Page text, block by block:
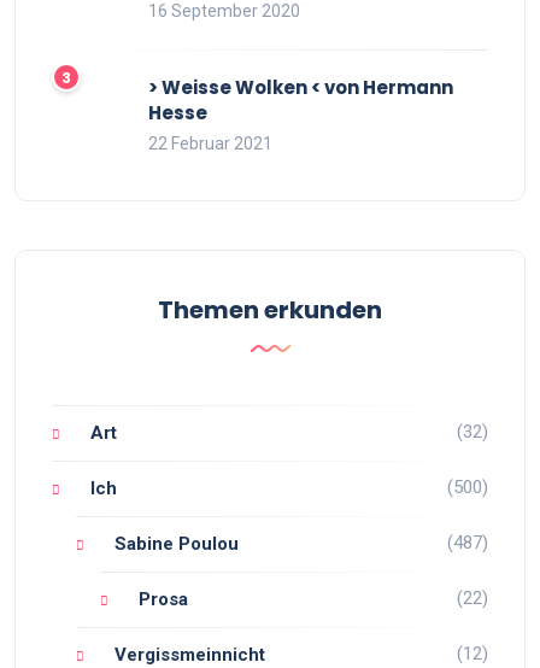
16 September 2020
> Weisse Wolken < von Hermann
Hesse
22 Februar 2021
Themen erkunden
Art (32)
Ich (500)
Sabine Poulou (487)
Prosa (22)
Vergissmeinnicht (12)